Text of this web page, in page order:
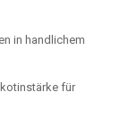
in handlichem
für